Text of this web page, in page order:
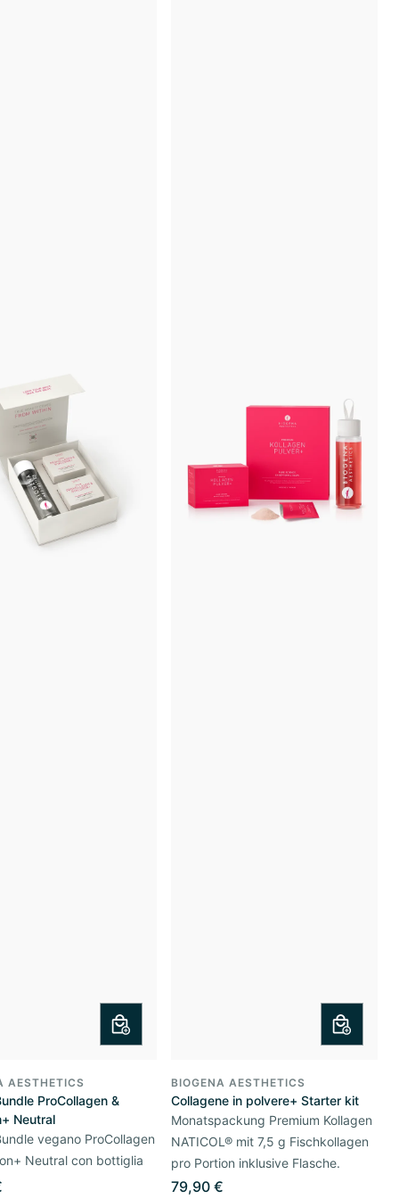
AESTHETICS
ProCollagen &
Neutral
vegano ProCollagen
Neutral con bottiglia
BIOGENA AESTHETICS
Collagene in polvere+ Starter kit
Monatspackung Premium Kollagen
NATICOL® mit 7,5 g Fischkollagen
pro Portion inklusive Flasche.
79,90 €